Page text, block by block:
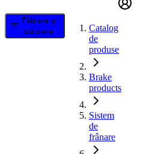
Filtrare și
căutare
Catalog
de
produse
Brake
products
Sistem
de
frânare